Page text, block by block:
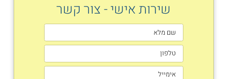
שירות אישי - צור קשר